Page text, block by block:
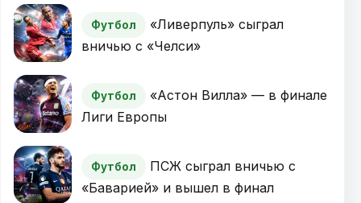
Футбол
«Ливерпуль» сыграл
вничью с «Челси»
Футбол
«Астон Вилла» — в финале
Лиги Европы
Футбол
ПСЖ сыграл вничью с
«Баварией» и вышел в финал